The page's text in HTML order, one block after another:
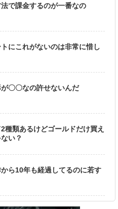
法で課金するのが一番なの
トにこれがないのは非常に惜し
が〇〇なの許せないんだ
2種類あるけどゴールドだけ買え
い？
から10年も経過してるのに若す